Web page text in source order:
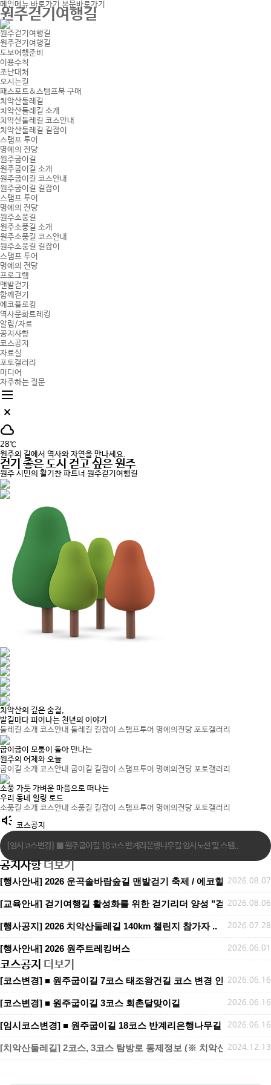
메인메뉴 바로가기 본문바로가기
원주걷기여행길
원주걷기여행길
원주걷기여행길
도보여행준비
이용수칙
조난대처
오시는길
패스포트&스탬프북 구매
치악산둘레길
치악산둘레길 소개
치악산둘레길 코스안내
치악산둘레길 길잡이
스탬프 투어
명예의 전당
원주굽이길
원주굽이길 소개
원주굽이길 코스안내
원주굽이길 길잡이
스탬프 투어
명예의 전당
원주소풍길
원주소풍길 소개
원주소풍길 코스안내
원주소풍길 길잡이
스탬프 투어
명예의 전당
프로그램
맨발걷기
함께걷기
에코플로킹
역사문화트레킹
알림/자료
공지사항
코스공지
자료실
포토갤러리
미디어
자주하는 질문
dehaze
close_small
cloud
28℃
원주의 길에서 역사와 자연을 만나세요.
걷기 좋은 도시 걷고 싶은 원주
원주 시민의 활기찬 파트너 원주걷기여행길
치악산의 깊은 숨결,
발길마다 피어나는 천년의 이야기
둘레길 소개 코스안내 둘레길 길잡이 스탬프투어 명예의전당 포토갤러리
굽이굽이 모퉁이 돌아 만나는
원주의 어제와 오늘
굽이길 소개 코스안내 굽이길 길잡이 스탬프투어 명예의전당 포토갤러리
소풍 가듯 가벼운 마음으로 떠나는
우리 동네 힐링 로드
소풍길 소개 코스안내 소풍길 길잡이 스탬프투어 명예의전당 포토갤러리
brand_awareness 코스공지
[임시코스변경] ■ 원주굽이길 18코스 반계리은행나무길 임시노선 및 스탬..
[코스변경] ■ 원주굽이길 7코스 태조왕건길 코스 변경 안내
[코스변경] ■ 원주굽이길 3코스 회촌달맞이길
공지사항더보기
[행사안내] 2026 운곡솔바람숲길 맨발걷기 축제 / 에코힐링 맨발걷
2026.08.07
[교육안내] 걷기여행길 활성화를 위한 걷기리더 양성 "걷기지도자 2
2026.08.06
​​​​​​​[행사공지] 2026 치악산둘레길 140km 챌린지 참가자 .. 2026.07.28
[행사안내] 2026 원주트레킹버스 2026.06.01
코스공지 더보기
[코스변경] ■ 원주굽이길 7코스 태조왕건길 코스 변경 안내2026.06.16
[코스변경] ■ 원주굽이길 3코스 회촌달맞이길 2026.06.16
[임시코스변경] ■ 원주굽이길 18코스 반계리은행나무길 임시노선
2026.06.16
[치악산둘레길] 2코스, 3코스 탐방로 통제정보 (※ 치악산국립공원
2024.12.13